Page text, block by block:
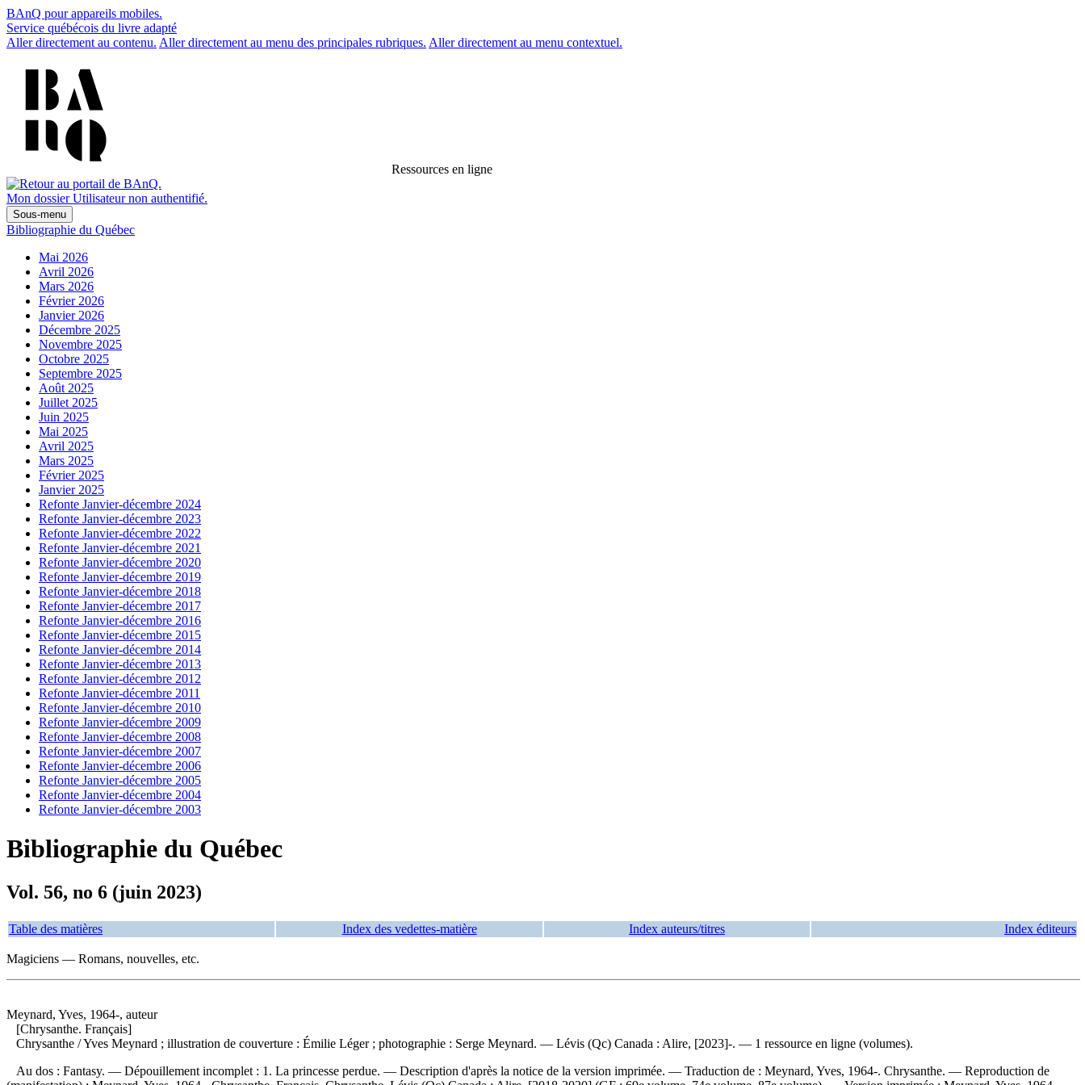
BAnQ pour appareils mobiles.
Service québécois du livre adapté
Aller directement au contenu. Aller directement au menu des principales rubriques. Aller directement au menu contextuel.
Ressources en ligne
Mon dossier Utilisateur non authentifié.
Sous-menu
Bibliographie du Québec
Mai 2026
Avril 2026
Mars 2026
Février 2026
Janvier 2026
Décembre 2025
Novembre 2025
Octobre 2025
Septembre 2025
Août 2025
Juillet 2025
Juin 2025
Mai 2025
Avril 2025
Mars 2025
Février 2025
Janvier 2025
Refonte Janvier-décembre 2024
Refonte Janvier-décembre 2023
Refonte Janvier-décembre 2022
Refonte Janvier-décembre 2021
Refonte Janvier-décembre 2020
Refonte Janvier-décembre 2019
Refonte Janvier-décembre 2018
Refonte Janvier-décembre 2017
Refonte Janvier-décembre 2016
Refonte Janvier-décembre 2015
Refonte Janvier-décembre 2014
Refonte Janvier-décembre 2013
Refonte Janvier-décembre 2012
Refonte Janvier-décembre 2011
Refonte Janvier-décembre 2010
Refonte Janvier-décembre 2009
Refonte Janvier-décembre 2008
Refonte Janvier-décembre 2007
Refonte Janvier-décembre 2006
Refonte Janvier-décembre 2005
Refonte Janvier-décembre 2004
Refonte Janvier-décembre 2003
Bibliographie du Québec
Vol. 56, no 6 (juin 2023)
Table des matières Index des vedettes-matière Index auteurs/titres Index éditeurs
Magiciens — Romans, nouvelles, etc.
Meynard, Yves, 1964-, auteur
[Chrysanthe. Français]
Chrysanthe / Yves Meynard ; illustration de couverture : Émilie Léger ; photographie : Serge Meynard. — Lévis (Qc) Canada : Alire, [2023]-. — 1 ressource en ligne (volumes).
Au dos : Fantasy. — Dépouillement incomplet : 1. La princesse perdue. — Description d'après la notice de la version imprimée. — Traduction de : Meynard, Yves, 1964-. Chrysanthe. — Reproduction de